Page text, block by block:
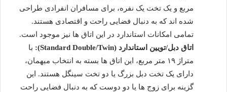
مربع و یک تخت یک نفره، برای مسافران انفرادی طراحی
شده اند که به دنبال فضایی راحت و اقتصادی هستند.
تمامی امکانات استاندارد در این اتاق ها نیز موجود است.
اتاق دبل/تویین استاندارد (Standard Double/Twin):
با
متراژ ۱۹ متر مربع، این اتاق ها بسته به انتخاب میهمان،
دارای یک تخت دبل بزرگ یا دو تخت سینگل هستند. این
گزینه برای زوج ها یا دو دوست که به دنبال فضایی راحت